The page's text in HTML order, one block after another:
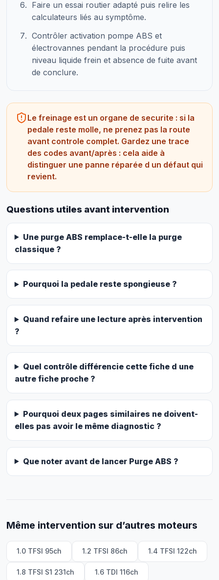
Faire un essai routier adapté puis relire les
calculateurs liés au symptôme.
Contrôler activation pompe ABS et
électrovannes pendant la procédure puis
niveau liquide frein et absence de fuite avant
de conclure.
Le freinage est un organe de securite : si la
pedale reste molle, ne prenez pas la route
avant controle complet. Gardez une trace
des codes avant/après : cela aide à
distinguer une panne réparée d un défaut qui
revient.
Questions utiles avant intervention
Une purge ABS remplace-t-elle la purge
classique ?
Pourquoi la pedale reste spongieuse ?
Quand refaire une lecture après intervention
?
Quel contrôle différencie cette fiche d une
autre fiche proche ?
Pourquoi deux pages similaires ne doivent-
elles pas avoir le même diagnostic ?
Que noter avant de lancer Purge ABS ?
Même intervention sur d’autres moteurs
1.0 TFSI 95ch 1.2 TFSI 86ch 1.4 TFSI 122ch
1.8 TFSI S1 231ch 1.6 TDI 116ch